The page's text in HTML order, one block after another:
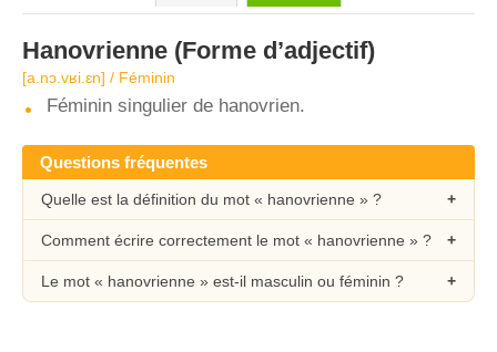
Hanovrienne (Forme d’adjectif)
[a.nɔ.vʁi.ɛn] / Féminin
Féminin singulier de hanovrien.
Questions fréquentes
Quelle est la définition du mot « hanovrienne » ?
Comment écrire correctement le mot « hanovrienne » ?
Le mot « hanovrienne » est-il masculin ou féminin ?